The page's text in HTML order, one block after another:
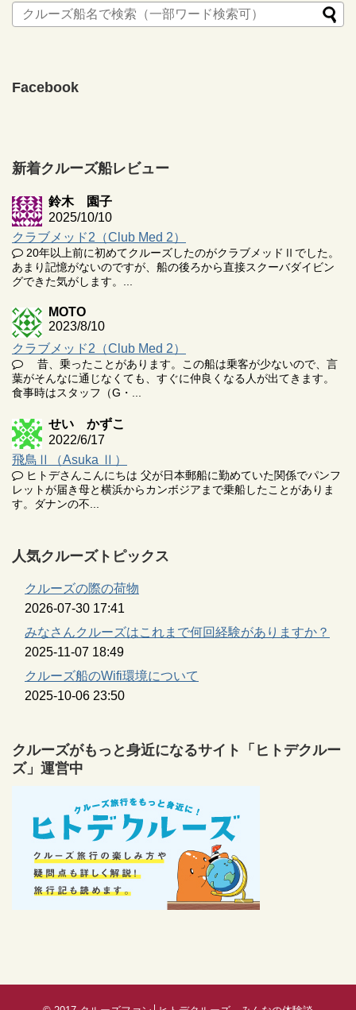
Facebook
新着クルーズ船レビュー
鈴木 園子
2025/10/10
クラブメッド2（Club Med 2）
20年以上前に初めてクルーズしたのがクラブメッドⅡでした。
あまり記憶がないのですが、船の後ろから直接スクーバダイビン
グできた気がします。...
MOTO
2023/8/10
クラブメッド2（Club Med 2）
昔、乗ったことがあります。この船は乗客が少ないので、言
葉がそんなに通じなくても、すぐに仲良くなる人が出てきます。
食事時はスタッフ（G・...
せい かずこ
2022/6/17
飛鳥Ⅱ（Asuka Ⅱ）
ヒトデさんこんにちは 父が日本郵船に勤めていた関係でパンフ
レットが届き母と横浜からカンボジアまで乗船したことがありま
す。ダナンの不...
人気クルーズトピックス
クルーズの際の荷物
2026-07-30 17:41
みなさんクルーズはこれまで何回経験がありますか？
2025-11-07 18:49
クルーズ船のWifi環境について
2025-10-06 23:50
クルーズがもっと身近になるサイト「ヒトデクルー
ズ」運営中